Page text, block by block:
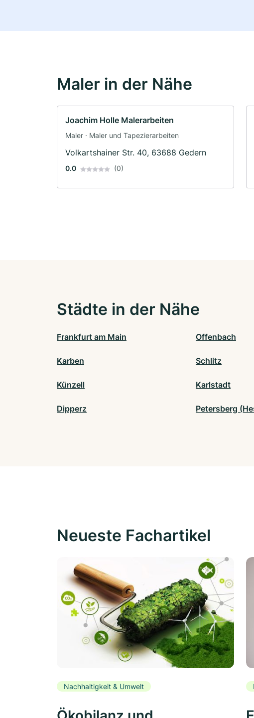
Maler in der Nähe
Joachim Holle Malerarbeiten
Maler · Maler und Tapezierarbeiten
Volkartshainer Str. 40, 63688 Gedern
0.0 (0)
Städte in der Nähe
Frankfurt am Main Offenbach
Karben Schlitz
Künzell Karlstadt
Dipperz Petersberg
Neueste Fachartikel
Nachhaltigkeit & Umwelt